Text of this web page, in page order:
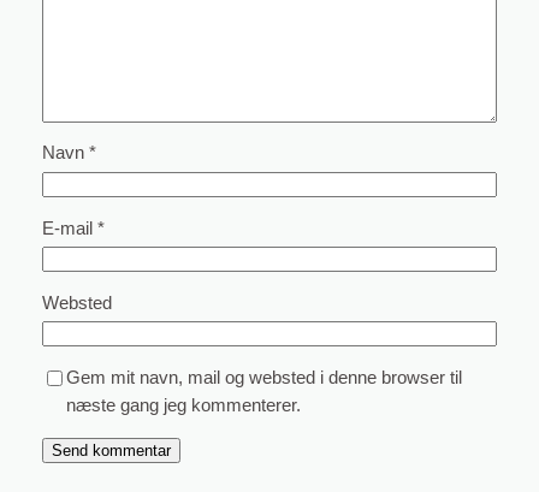
Navn *
E-mail *
Websted
Gem mit navn, mail og websted i denne browser til
næste gang jeg kommenterer.